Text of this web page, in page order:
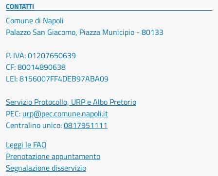
CONTATTI
Comune di Napoli
Palazzo San Giacomo, Piazza Municipio - 80133
P. IVA: 01207650639
CF: 80014890638
LEI: 8156007FF4DEB97ABA09
Servizio Protocollo, URP e Albo Pretorio
PEC: urp@pec.comune.napoli.it
Centralino unico:0817951111
Leggi le FAQ
Prenotazione appuntamento
Segnalazione disservizio